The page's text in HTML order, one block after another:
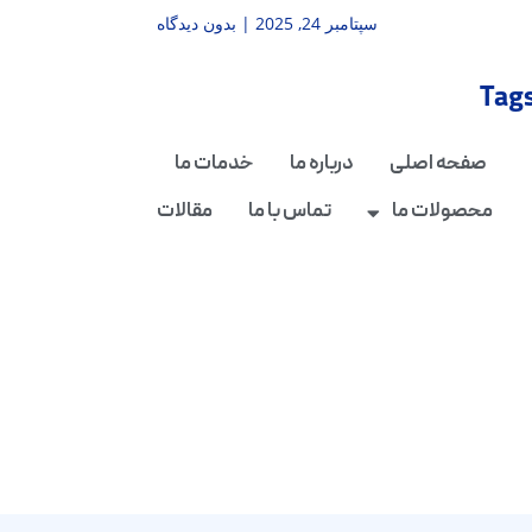
سپتامبر 24, 2025 بدون دیدگاه
صفحه اصلی درباره ما
خدمات ما
محصولات ما
تماس با ما مقالات